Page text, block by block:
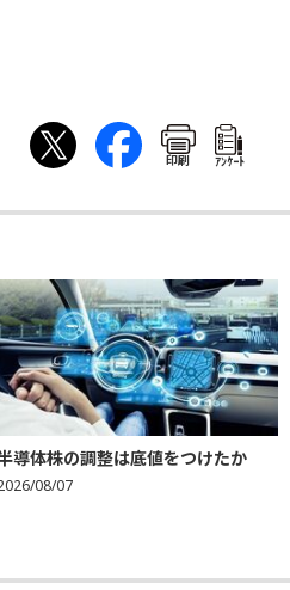
印刷 ｱﾝｹｰﾄ
導体株の調整は底値をつけたか
08/07